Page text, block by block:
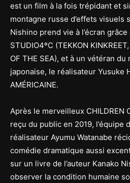
est un film à la fois trépidant et
montagne russe d’effets visuels
Nishino prend vie à l’écran grâce
STUDIO4ºC (TEKKON
OF THE SEA), et à un vétéran du
japonaise, le réalisateur Yusuke
AMÉRICAINE.
Après le merveilleux CHILDREN
reçu du public en 2019, l’équipe
réalisateur Ayumu Watanabe
comédie dramatique aussi
sur un livre de l’auteur Kanako
observer la condition humaine